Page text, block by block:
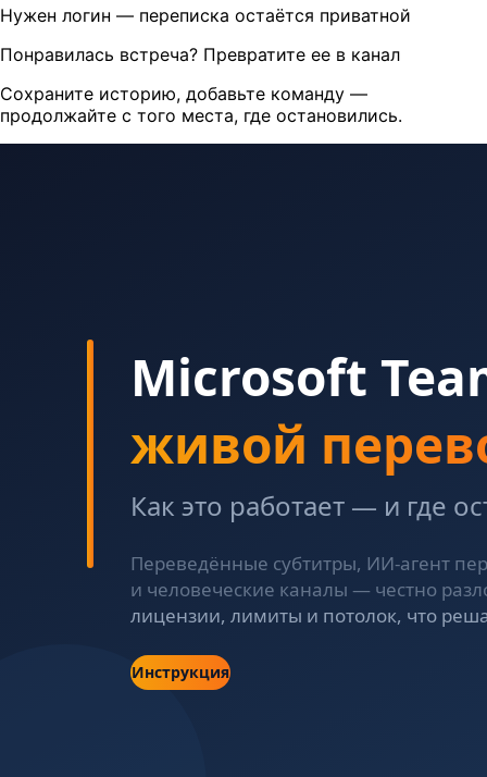
Нужен логин — переписка остаётся приватной
Понравилась встреча? Превратите ее в канал
Сохраните историю, добавьте команду —
продолжайте с того места, где остановились.